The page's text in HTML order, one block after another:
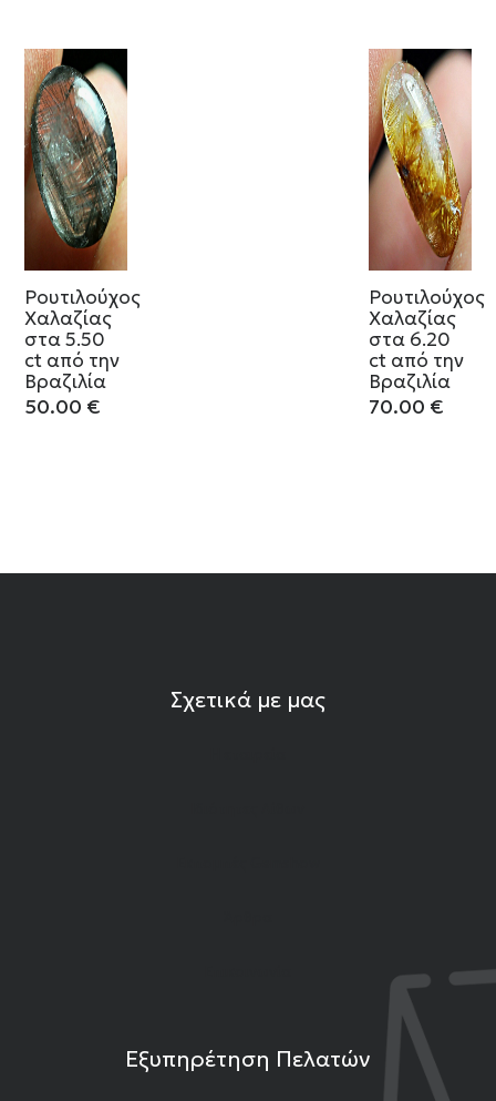
Ρουτιλούχος
Χαλαζίας
στα 5.50
ct από την
Βραζιλία
50.00 €
Ρουτιλούχος
Χαλαζίας
στα 6.20
ct από την
Βραζιλία
70.00 €
Σχετικά με μας
Εξυπηρέτηση Πελατών